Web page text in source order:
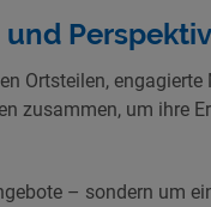
Ortsteilen,
zusammen, um ihre
– sondern um